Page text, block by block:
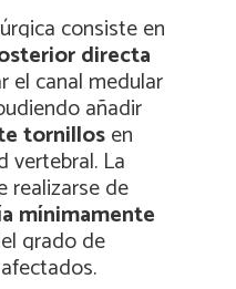
consiste en
directa
el canal medular
añadir
tornillosen
vertebral. La
realizarse de
mínimamente
grado de